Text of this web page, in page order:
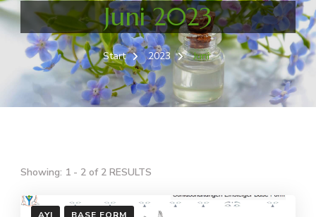
Juni 2023
Start 2023 Juni
Showing: 1 - 2 of 2 RESULTS